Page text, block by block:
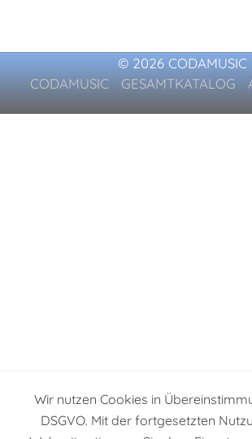
© 2026 CODAMUSIC
CODAMUSIC
GESAMTKATALOG
Wir nutzen Cookies in
DSGVO. Mit der fortgesetzten